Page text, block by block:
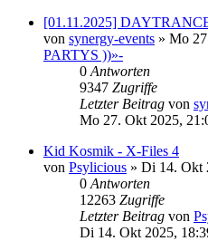
[01.11.2025]
von synergy-events » Mo
PARTYS ))»-
0 Antworten
9347 Zugriffe
Letzter Beitrag von
Mo 27. Okt 2025,
Kid Kosmik - X-Files 4
von Psylicious » Di 14. Okt
0 Antworten
12263 Zugriffe
Letzter Beitrag von
Di 14. Okt 2025,